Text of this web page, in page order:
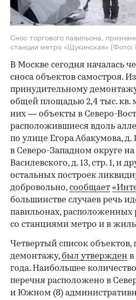
Снос торгового павильона,
станции метро «Щукинская»(Фото:
В Москве сегодня началась
сноса объектов самостроя.
принудительному
общей площадью 2,4 тыс. кв.
них — объекты в Северо-
расположившиеся вдоль
по улице Егора Абакумова, д.
в Северо-Западном округе
Василевского, д. 13, стр. 1, и
остальных построек
добровольно,сообщает
большинстве случаев речь
павильонах, расположенных
со станциями метро и в
Четвертый список
демонтажу, был утвержден в
года. Наибольшее
перечня расположено в
и Южном (8)